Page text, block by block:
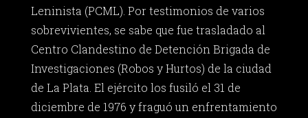
Leninista (PCML). Por testimonios de varios
sobrevivientes, se sabe que fue trasladado al
Centro Clandestino de Detención Brigada de
Investigaciones (Robos y Hurtos) de la ciudad
de La Plata. El ejército los fusiló el 31 de
diciembre de 1976 y fraguó un enfrentamiento